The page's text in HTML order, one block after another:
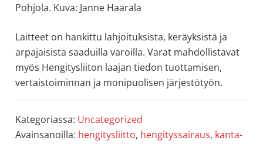
Pohjola. Kuva: Janne Haarala
Laitteet on hankittu lahjoituksista, keräyksistä ja
arpajaisista saaduilla varoilla. Varat mahdollistavat
myös Hengitysliiton laajan tiedon tuottamisen,
vertaistoiminnan ja monipuolisen järjestötyön.
Kategoriassa: Uncategorized
Avainsanoilla: hengitysliitto, hengityssairaus, kanta-